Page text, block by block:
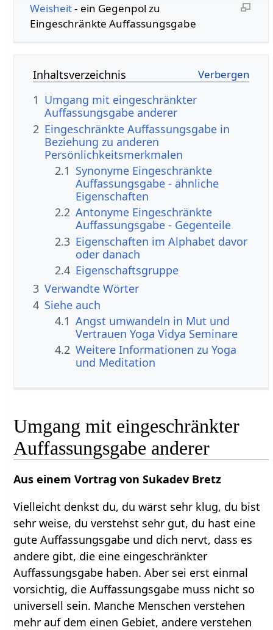
Weisheit- ein Gegenpol zu
Eingeschränkte Auffassungsgabe
Inhaltsverzeichnis
1 Umgang mit eingeschränkter
Auffassungsgabe anderer
2 Eingeschränkte Auffassungsgabe in
Beziehung zu anderen
Persönlichkeitsmerkmalen
2.1 Synonyme Eingeschränkte
Auffassungsgabe - ähnliche
Eigenschaften
2.2 Antonyme Eingeschränkte
Auffassungsgabe - Gegenteile
2.3 Eigenschaften im Alphabet davor
oder danach
2.4 Eigenschaftsgruppe
3 Verwandte Wörter
4 Siehe auch
4.1 Angst umwandeln in Mut und
Vertrauen Yoga Vidya Seminare
4.2 Weitere Informationen zu Yoga
und Meditation
Umgang mit eingeschränkter
Auffassungsgabe anderer
Aus einem Vortrag von Sukadev Bretz
Vielleicht denkst du, du wärst sehr klug, du bist
sehr weise, du verstehst sehr gut, du hast eine
gute Auffassungsgabe und dich nervt, dass es
andere gibt, die eine eingeschränkter
Auffassungsgabe haben. Aber sei erst einmal
vorsichtig, die Auffassungsgabe muss nicht so
universell sein. Manche Menschen verstehen
mehr auf dem einen Gebiet, andere verstehen